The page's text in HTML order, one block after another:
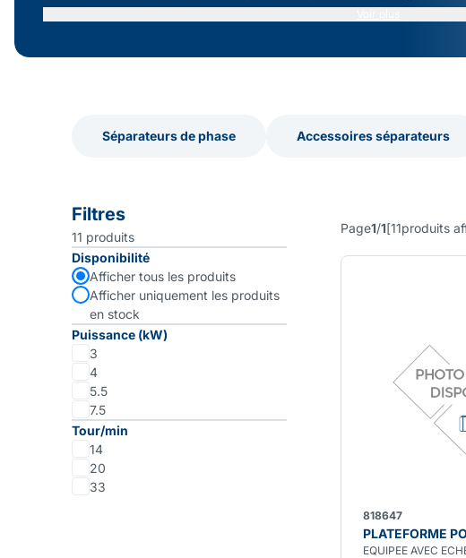
liquide/solide plus ou moins importante.
Séparateurs de phase
Accessoires séparateurs
Filtres
11 produits
Disponibilité
Afficher tous les produits
Afficher uniquement les produits
en stock
Puissance (kW)
3
4
5.5
7.5
Tour/min
14
20
33
Page1/1[11produits
818647
PLATEFORME
EQUIPEE AVEC